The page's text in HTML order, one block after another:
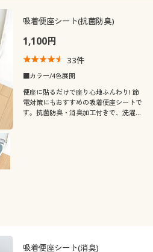
ご注文
絞込
閉じる
吸着便座シート(抗菌防臭)
1,100円
33件
■カラー/4色展開
便座に貼るだけで座り心地ふんわり! 節
電対策にもおすすめの吸着便座シートで
す。抗菌防臭・消臭加工付きで、洗濯機
吸着便座シート(消臭)